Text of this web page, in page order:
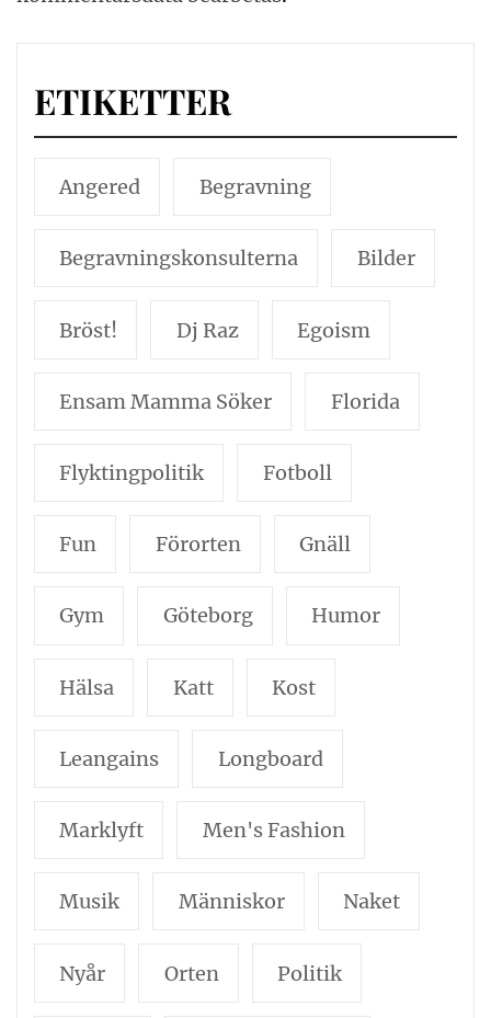
ETIKETTER
Angered Begravning
Begravningskonsulterna Bilder
Bröst! Dj Raz Egoism
Ensam Mamma Söker Florida
Flyktingpolitik Fotboll
Fun Förorten Gnäll
Gym Göteborg Humor
Hälsa Katt Kost
Leangains Longboard
Marklyft Men's Fashion
Musik Människor Naket
Nyår Orten Politik